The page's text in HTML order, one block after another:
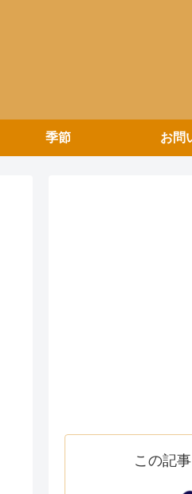
季節 お問
この記